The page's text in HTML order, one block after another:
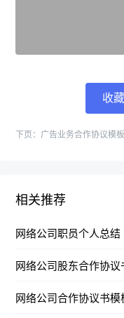
收藏
下页： 广告业务合作协议模板
相关推荐
网络公司职员个人总结
网络公司股东合作协议
网络公司合作协议书模